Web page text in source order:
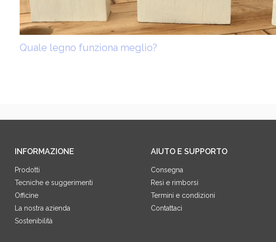
Quale legno funziona meglio?
INFORMAZIONE
Prodotti
Tecniche e suggerimenti
Officine
La nostra azienda
Sostenibilità
AIUTO E SUPPORTO
Consegna
Resi e rimborsi
Termini e condizioni
Contattaci